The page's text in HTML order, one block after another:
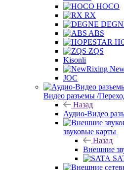
HOCO
RX
ABS
ZQS
Kisonli
JOC
Видео разъемы /
Назад
Аудио-Видео
звуковые карты
Назад
Внешние